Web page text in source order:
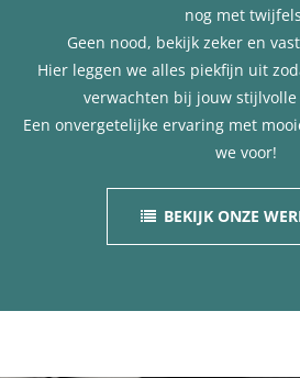
nog met
Geen nood, bekijk zeker en vast
Hier leggen we alles piekfijn uit
verwachten bij jouw
Een onvergetelijke ervaring met
we voor!
BEKIJK ONZE